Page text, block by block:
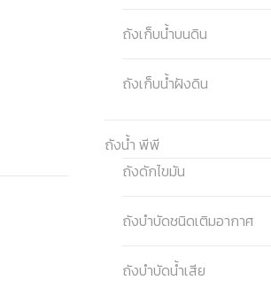
ถังเก็บน้ำบนดิน
ถังเก็บน้ำฝังดิน
ถังน้ำ พีพี
ถังดักไขมัน
ถังบำบัดชนิดเติมอากาศ
ถังบำบัดน้ำเสีย